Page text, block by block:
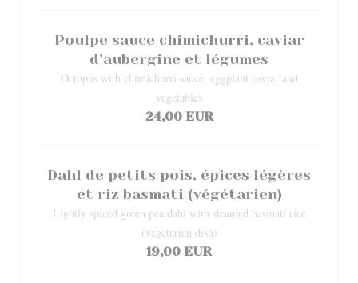
Poulpe sauce chimichurri, caviar
d’aubergine et légumes
Octopus with chimichurri sauce, eggplant caviar and
vegetables
24,00 EUR
Dahl de petits pois, épices légères
et riz basmati (végétarien)
Lightly spiced green pea dahl with steamed basmati rice
(vegetarian dish)
19,00 EUR